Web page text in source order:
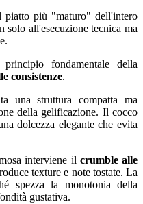
più "maturo" dell'intero
solo all'esecuzione tecnica ma
fondamentale della
consistenze.
una struttura compatta ma
della gelificazione. Il cocco
dolcezza elegante che evita
interviene il crumble alle
texture e note tostate. La
spezza la monotonia della
gustativa.